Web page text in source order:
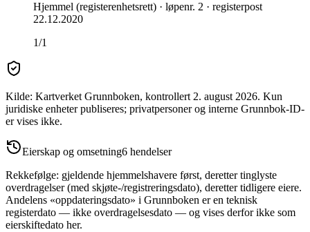
Hjemmel (registerenhetsrett) · løpenr. 2 · registerpost
22.12.2020
1/1
Kilde: Kartverket Grunnboken, kontrollert 2. august 2026. Kun
juridiske enheter publiseres; privatpersoner og interne Grunnbok-ID-
er vises ikke.
Eierskap og omsetning6 hendelser
Rekkefølge: gjeldende hjemmelshavere først, deretter tinglyste
overdragelser (med skjøte-/registreringsdato), deretter tidligere eiere.
Andelens «oppdateringsdato» i Grunnboken er en teknisk
registerdato — ikke overdragelsesdato — og vises derfor ikke som
eierskiftedato her.